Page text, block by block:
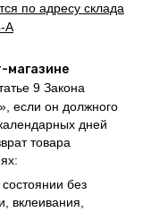
по адресу склада
А
магазине
9 Закона
если он должного
дней
товара
без
вклеивания,